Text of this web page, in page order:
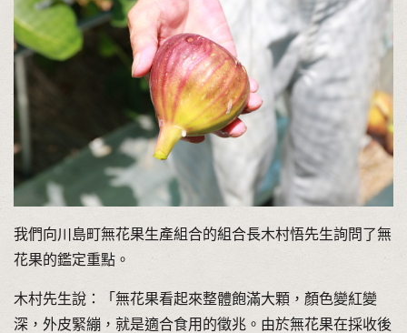
我們向川島町無花果生產組合的組合長木村悟先生詢問了無
花果的鑑定重點。
木村先生說：「無花果看起來整體飽滿大顆，顏色變紅變
深，外皮緊繃，就是適合食用的徵兆。由於無花果在採收後